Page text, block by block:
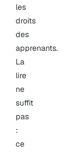
les
droits
des
apprenants.
La
lire
ne
suffit
pas
:
ce